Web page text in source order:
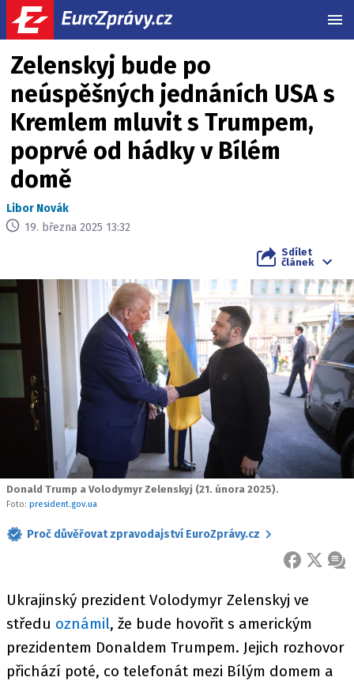
Zelenskyj bude po
neúspěšných jednáních USA s
Kremlem mluvit s Trumpem,
poprvé od hádky v Bílém
domě
Libor Novák
19. března 2025 13:32
Sdílet
článek
Donald Trump a Volodymyr Zelenskyj (21. února 2025).
Foto: president.gov.ua
Proč důvěřovat zpravodajství EuroZprávy.cz
FACEBOOK
X
Ukrajinský prezident Volodymyr Zelenskyj ve
středu oznámil, že bude hovořit s americkým
prezidentem Donaldem Trumpem. Jejich rozhovor
přichází poté, co telefonát mezi Bílým domem a